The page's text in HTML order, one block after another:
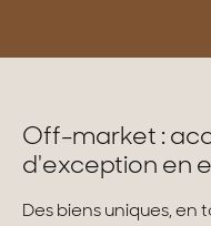
Off-market :
d'exception en
Des biens uniques, en